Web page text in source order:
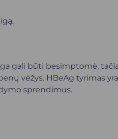
gali būti besimptomė,
vėžys. HBeAg tyrimas
sprendimus.